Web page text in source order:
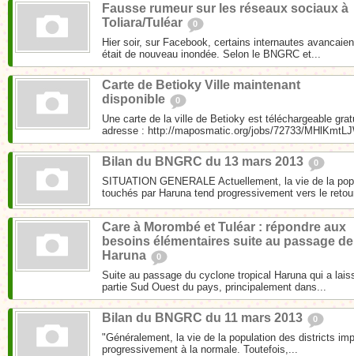
Fausse rumeur sur les réseaux sociaux à
Toliara/Tuléar
0
Hier soir, sur Facebook, certains internautes
était de nouveau inondée. Selon le BNGRC et...
Carte de Betioky Ville maintenant
disponible
0
Une carte de la ville de Betioky est téléchargeable
adresse : http://maposmatic.org/jobs/72733/
Bilan du BNGRC du 13 mars 2013 0
SITUATION GENERALE Actuellement, la vie de la
touchés par Haruna tend progressivement vers le
Care à Morombé et Tuléar : répondre aux
besoins élémentaires suite au passage de
Haruna
0
Suite au passage du cyclone tropical Haruna qui a
partie Sud Ouest du pays, principalement dans...
Bilan du BNGRC du 11 mars 2013 0
"Généralement, la vie de la population des districts
progressivement à la normale. Toutefois,...